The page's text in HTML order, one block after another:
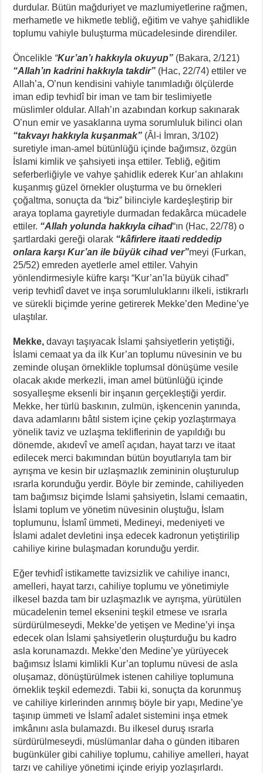
durdular. Bütün mağduriyet ve mazlumiyetlerine rağmen,
merhametle ve hikmetle tebliğ, eğitim ve vahye şahidlikle
toplumu vahiyle buluşturma mücadelesinde direndiler.
Öncelikle “Kur’an’ı hakkıyla okuyup” (Bakara, 2/121)
“Allah’ın kadrini hakkıyla takdir” (Hac, 22/74) ettiler ve
Allah’a, O’nun kendisini vahiyle tanımladığı ölçülerde
iman edip tevhidî bir iman ve tam bir teslimiyetle
müslimler oldular. Allah’ın azabından korkup sakınarak
O’nun emir ve yasaklarına uyma sorumluluk bilinci olan
“takvayı hakkıyla kuşanmak” (Âl-i İmran, 3/102)
suretiyle iman-amel bütünlüğü içinde bağımsız, özgün
İslami kimlik ve şahsiyeti inşa ettiler. Tebliğ, eğitim
seferberliğiyle ve vahye şahidlik ederek Kur’an ahlakını
kuşanmış güzel örnekler oluşturma ve bu örnekleri
çoğaltma, sonuçta da “biz” bilinciyle kardeşleştirip bir
araya toplama gayretiyle durmadan fedakârca mücadele
ettiler. “Allah yolunda hakkıyla cihad“ın (Hac, 22/78) o
şartlardaki gereği olarak “kâfirlere itaati reddedip
onlara karşı Kur’an ile büyük cihad ver”meyi (Furkan,
25/52) emreden ayetlerle amel ettiler. Vahyin
yönlendirmesiyle küfre karşı “Kur’an’la büyük cihad”
verip tevhidî davet ve inşa sorumluluklarını ilkeli, istikrarlı
ve sürekli biçimde yerine getirerek Mekke’den Medine’ye
ulaştılar.
Mekke, davayı taşıyacak İslami şahsiyetlerin yetiştiği,
İslami cemaat ya da ilk Kur’an toplumu nüvesinin ve bu
zeminde oluşan örneklikle toplumsal dönüşüme vesile
olacak akıde merkezli, iman amel bütünlüğü içinde
sosyalleşme eksenli bir inşanın gerçekleştiği yerdir.
Mekke, her türlü baskının, zulmün, işkencenin yanında,
dava adamlarını bâtıl sistem içine çekip yozlaştırmaya
yönelik taviz ve uzlaşma tekliflerinin de yapıldığı bu
dönemde, akıdevî ve amelî açıdan, hayat tarzı ve itaat
edilecek merci bakımından bütün boyutlarıyla tam bir
ayrışma ve kesin bir uzlaşmazlık zemininin oluşturulup
ısrarla korunduğu yerdir. Böyle bir zeminde, cahiliyeden
tam bağımsız biçimde İslami şahsiyetin, İslami cemaatin,
İslami toplum ve yönetim nüvesinin oluştuğu, İslam
toplumunu, İslamî ümmeti, Medineyi, medeniyeti ve
İslami adalet devletini inşa edecek kadronun yetiştirilip
cahiliye kirine bulaşmadan korunduğu yerdir.
Eğer tevhidî istikamette tavizsizlik ve cahiliye inancı,
amelleri, hayat tarzı, cahiliye toplumu ve yönetimiyle
ilkesel bazda tam bir uzlaşmazlık ve ayrışma, yürütülen
mücadelenin temel eksenini teşkil etmese ve ısrarla
sürdürülmeseydi, Mekke’de yetişen ve Medine’yi inşa
edecek olan İslami şahsiyetlerin oluşturduğu bu kadro
asla korunamazdı. Mekke’den Medine’ye yürüyecek
bağımsız İslami kimlikli Kur’an toplumu nüvesi de asla
oluşamaz, dönüştürülmek istenen cahiliye toplumuna
örneklik teşkil edemezdi. Tabii ki, sonuçta da korunmuş
ve cahiliye kirlerinden arınmış böyle bir yapı, Medine’ye
taşınıp ümmeti ve İslamî adalet sistemini inşa etmek
imkânını asla bulamazdı. Bu ilkesel duruş ısrarla
sürdürülmeseydi, müslümanlar daha o günden itibaren
bugünküler gibi cahiliye toplumu, cahiliye amelleri, hayat
tarzı ve cahiliye yönetimi içinde eriyip yozlaşırlardı.